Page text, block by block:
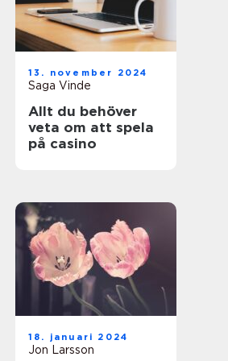
13. november 2024
Saga Vinde
Allt du behöver
veta om att spela
på casino
18. januari 2024
Jon Larsson